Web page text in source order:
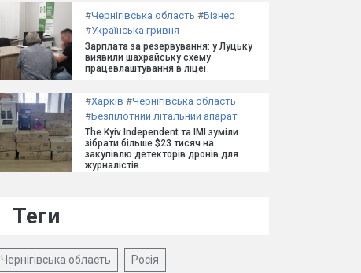
#Чернігівська область #Бізнес
#Українська гривня
Зарплата за резервування: у Луцьку
виявили шахрайську схему
працевлаштування в ліцеї.
#Харків #Чернігівська область
#Безпілотний літальний апарат
The Kyiv Independent та ІМІ зуміли
зібрати більше $23 тисяч на
закупівлю детекторів дронів для
журналістів.
Теги
Чернігівська область Росія